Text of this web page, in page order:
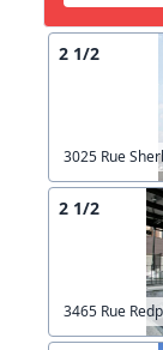
2 1/2
3025 Rue
2 1/2
3465 Rue